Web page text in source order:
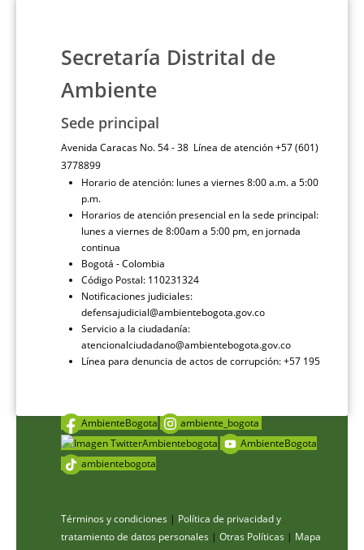
Secretaría Distrital de
Ambiente
Sede principal
Avenida Caracas No. 54 - 38 Línea de atención +57 (601)
3778899
Horario de atención: lunes a viernes 8:00 a.m. a 5:00
p.m.
Horarios de atención presencial en la sede principal:
lunes a viernes de 8:00am a 5:00 pm, en jornada
continua
Bogotá - Colombia
Código Postal: 110231324
Notificaciones judiciales:
defensajudicial@ambientebogota.gov.co
Servicio a la ciudadanía:
atencionalciudadano@ambientebogota.gov.co
Línea para denuncia de actos de corrupción: +57 195
AmbienteBogota
ambiente_bogota
Ambientebogota
AmbienteBogota
ambientebogota
Términos y condiciones | Política de privacidad y
tratamiento de datos personales | Otras Políticas | Mapa